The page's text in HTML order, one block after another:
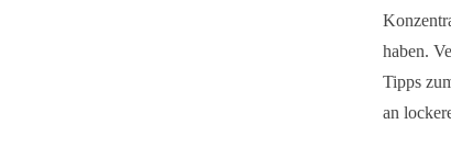
haben.
Tipps
an